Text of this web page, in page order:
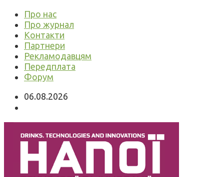
Про нас
Про журнал
Контакти
Партнери
Рекламодавцям
Передплата
Форум
06.08.2026